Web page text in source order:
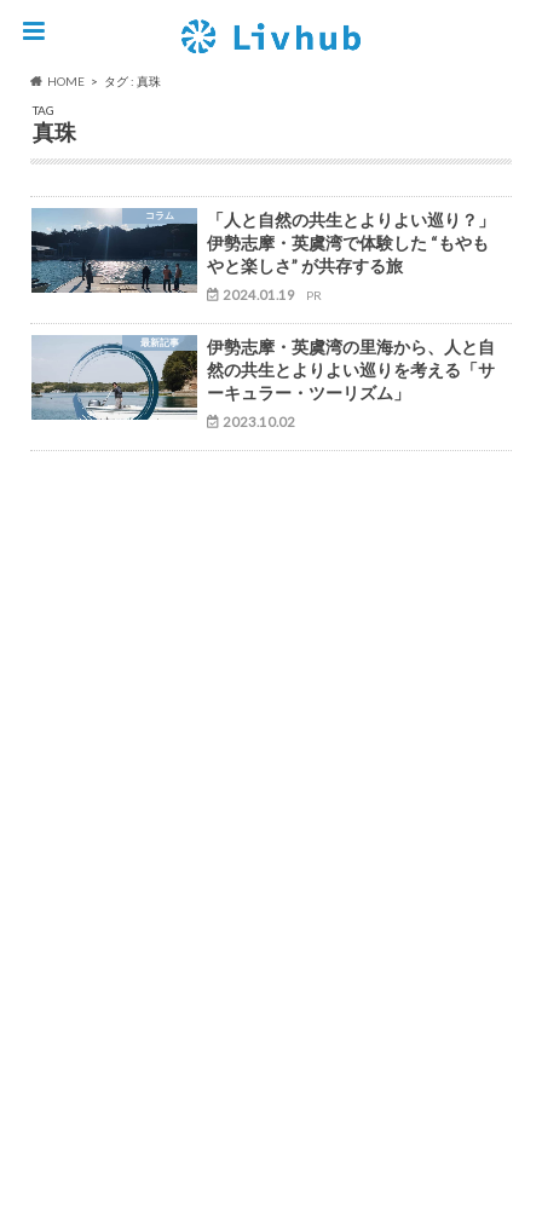
HOME
タグ : 真珠
TAG
真珠
コラム
「人と自然の共生とよりよい巡り？」
伊勢志摩・英虞湾で体験した “もやも
やと楽しさ” が共存する旅
2024.01.19 PR
最新記事
伊勢志摩・英虞湾の里海から、人と自
然の共生とよりよい巡りを考える「サ
ーキュラー・ツーリズム」
2023.10.02